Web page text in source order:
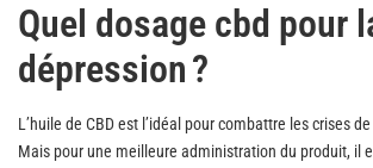
Quel dosage cbd pour
dépression ?
L’huile de CBD est l’idéal pour combattre les crises
Mais pour une meilleure administration du produit, il